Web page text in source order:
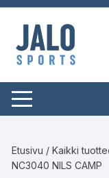
Siirry
suoraan
sisältöön
Etusivu /Kaikki
NC3040 NILS CAMP